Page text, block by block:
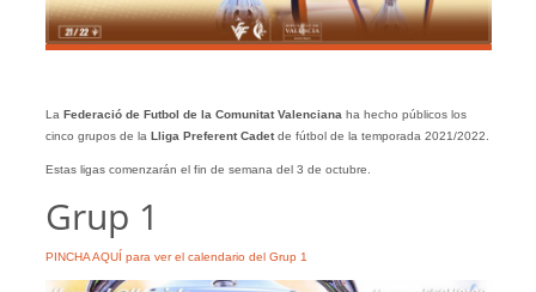
La Federació de Futbol de la Comunitat Valenciana ha hecho públicos los
cinco grupos de la Lliga Preferent Cadetde fútbol de la temporada 2021/2022.
Estas ligas comenzarán el fin de semana del 3 de octubre.
Grup 1
PINCHA AQUÍ para ver el calendario del Grup 1